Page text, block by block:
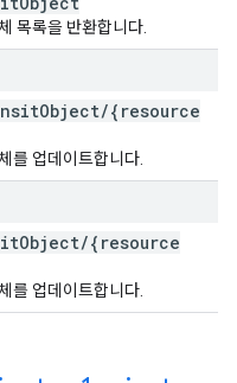
목록을 반환합니다.
Object/{resource
를 업데이트합니다.
Object/{resource
를 업데이트합니다.